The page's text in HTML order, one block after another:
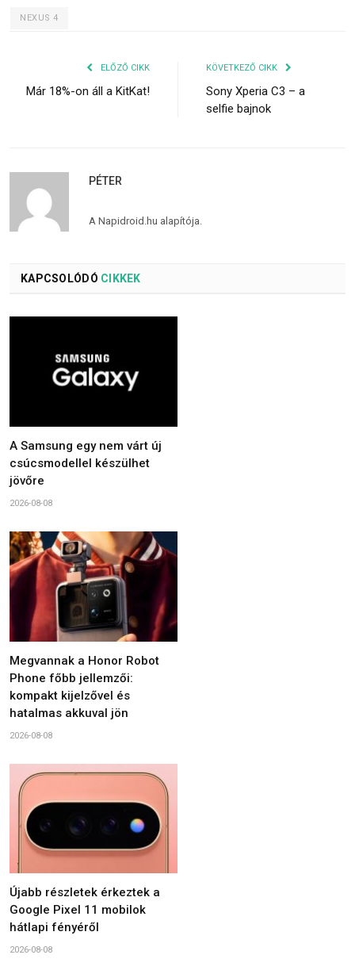
NEXUS 4
ELŐZŐ CIKK
Már 18%-on áll a KitKat!
KÖVETKEZŐ CIKK
Sony Xperia C3 – a
selfie bajnok
PÉTER
A Napidroid.hu alapítója.
KAPCSOLÓDÓ CIKKEK
A Samsung egy nem várt új
csúcsmodellel készülhet
jövőre
2026-08-08
Megvannak a Honor Robot
Phone főbb jellemzői:
kompakt kijelzővel és
hatalmas akkuval jön
2026-08-08
Újabb részletek érkeztek a
Google Pixel 11 mobilok
hátlapi fényéről
2026-08-08